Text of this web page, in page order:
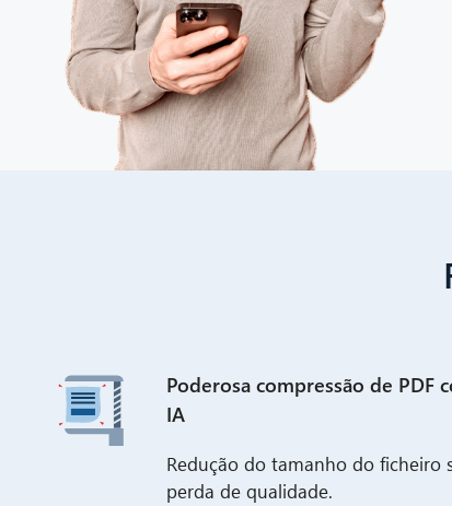
Poderosa compressão de PDF
IA
Redução do tamanho do ficheiro
perda de qualidade.